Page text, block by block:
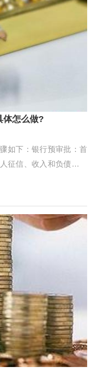
体怎么做?
如下‌：‌银行预审批‌：首
征信、收入和负债情况
就必须确认银行能否贷
银行预审批通过后，需